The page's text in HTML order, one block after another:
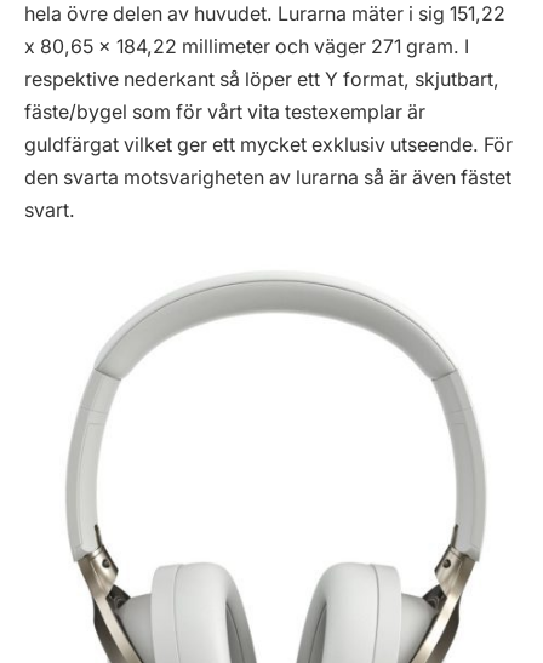
hela övre delen av huvudet. Lurarna mäter i sig 151,22
x 80,65 x 184,22 millimeter och väger 271 gram. I
respektive nederkant så löper ett Y format, skjutbart,
fäste/bygel som för vårt vita testexemplar är
guldfärgat vilket ger ett mycket exklusiv utseende. För
den svarta motsvarigheten av lurarna så är även fästet
svart.